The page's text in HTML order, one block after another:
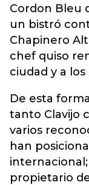
Cordon Bleu
un bistró
Chapinero
chef quiso
ciudad y a
De esta
tanto Clavijo
varios
han
internacional;
propietario